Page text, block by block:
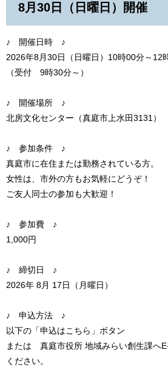
8月30日（日曜日）開催
♪ 開催日時 ♪
2026年8月30日（日曜日）10時00分～12
（受付 9時30分～）
♪ 開催場所 ♪
北房文化センター（真庭市上水田3131）
♪ 参加条件 ♪
真庭市に在住または勤務されている方。
女性は、市外の方もお気軽にどうぞ！
ご友人同士の参加も大歓迎！
♪ 参加費 ♪
1,000円
♪ 締切日 ♪
2026年 8月 17日（月曜日）
♪ 申込方法 ♪
以下の「申込はこちら」ボタン
または 真庭市役所 地域みらい創生課へ
ください。